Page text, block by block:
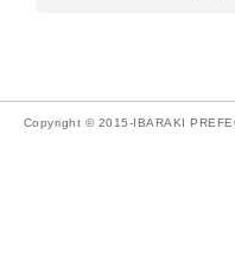
Copyright © 2015-IBARAKI